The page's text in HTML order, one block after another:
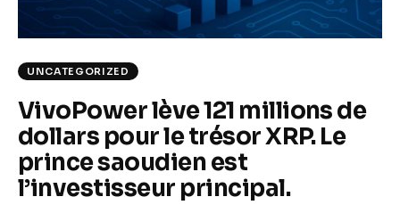
UNCATEGORIZED
VivoPower lève 121 millions de
dollars pour le trésor XRP. Le
prince saoudien est
l’investisseur principal.